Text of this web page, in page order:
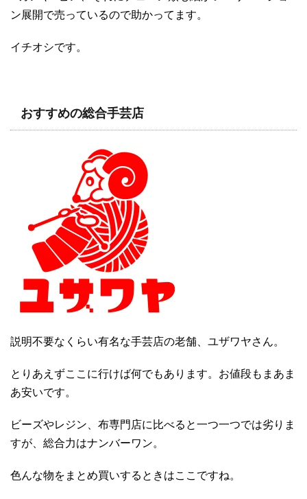
ン展開で売っているので助かってます。
イチオシです。
おすすめの総合手芸店
説明不要なくらい有名な手芸店の老舗、ユザワヤさん。
とりあえずここに行けば何でもあります。お値段もまあま
あ安いです。
ビーズやレジン、布専門店に比べると一つ一つでは劣りま
すが、総合力はナンバーワン。
色んな物をまとめ買いするときはここですね。